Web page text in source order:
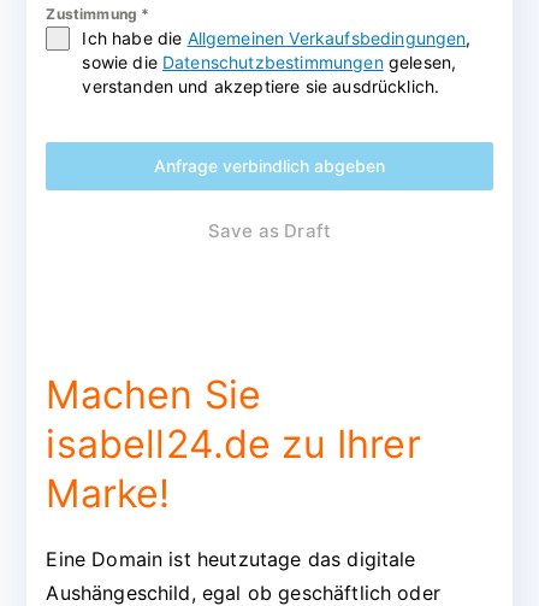
Zustimmung *
Ich habe die Allgemeinen Verkaufsbedingungen,
sowie die Datenschutzbestimmungengelesen,
verstanden und akzeptiere sie ausdrücklich.
Anfrage verbindlich abgeben
Save as Draft
Machen Sie
isabell24.de zu Ihrer
Marke!
Eine Domain ist heutzutage das digitale
Aushängeschild, egal ob geschäftlich oder